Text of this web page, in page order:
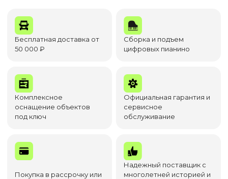
Бесплатная доставка от
50 000 ₽
Сборка и подъем
цифровых пианино
Комплексное
оснащение объектов
под ключ
Официальная гарантия и
сервисное
обслуживание
Покупка в рассрочку или
Надежный поставщик с
многолетней историей и